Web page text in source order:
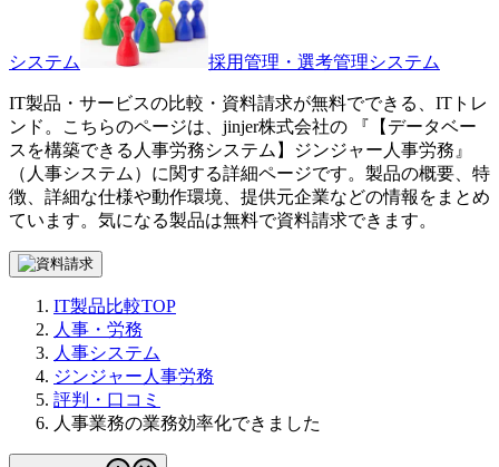
システム 採用管理・選考管理システム
IT製品・サービスの比較・資料請求が無料でできる、ITトレ
ンド。こちらのページは、 jinjer株式会社の 『 【データベー
スを構築できる人事労務システム】
ジンジャー人事労務 』
（ 人事システム ）に関する詳細ページです。製品の概要、特
徴、詳細な仕様や動作環境、提供元企業などの情報をまとめ
ています。気になる製品は無料で資料請求できます。
IT製品比較TOP
人事・労務
人事システム
ジンジャー人事労務
評判・口コミ
人事業務の業務効率化できました